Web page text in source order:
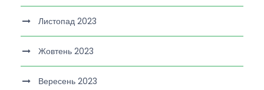
Листопад 2023
Жовтень 2023
Вересень 2023